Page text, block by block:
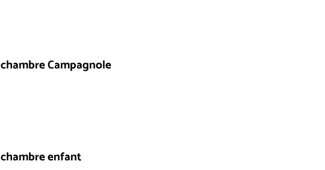
chambre Campagnole
chambre enfant